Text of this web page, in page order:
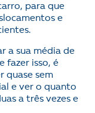
para que
e
a sua média de
fazer isso, é
quase sem
e ver o quanto
a três vezes e